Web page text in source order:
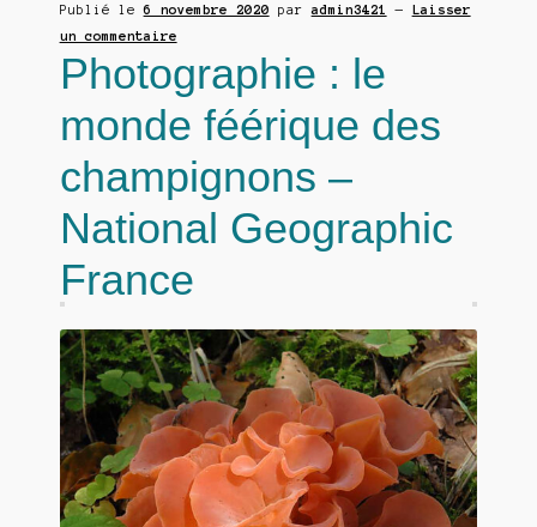
Publié le6 novembre 2020 paradmin3421 — Laisser
un commentaire
Photographie : le
monde féérique des
champignons –
National Geographic
France